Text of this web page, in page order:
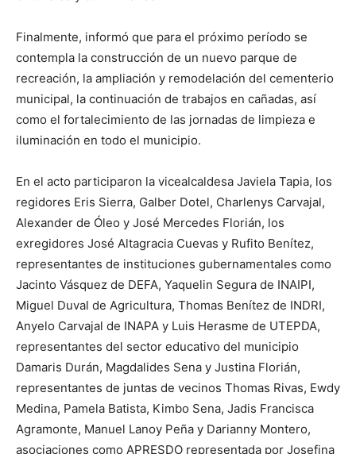
Finalmente, informó que para el próximo período se
contempla la construcción de un nuevo parque de
recreación, la ampliación y remodelación del cementerio
municipal, la continuación de trabajos en cañadas, así
como el fortalecimiento de las jornadas de limpieza e
iluminación en todo el municipio.
En el acto participaron la vicealcaldesa Javiela Tapia, los
regidores Eris Sierra, Galber Dotel, Charlenys Carvajal,
Alexander de Óleo y José Mercedes Florián, los
exregidores José Altagracia Cuevas y Rufito Benítez,
representantes de instituciones gubernamentales como
Jacinto Vásquez de DEFA, Yaquelin Segura de INAIPI,
Miguel Duval de Agricultura, Thomas Benítez de INDRI,
Anyelo Carvajal de INAPA y Luis Herasme de UTEPDA,
representantes del sector educativo del municipio
Damaris Durán, Magdalides Sena y Justina Florián,
representantes de juntas de vecinos Thomas Rivas, Ewdy
Medina, Pamela Batista, Kimbo Sena, Jadis Francisca
Agramonte, Manuel Lanoy Peña y Darianny Montero,
asociaciones como APRESDO representada por Josefina